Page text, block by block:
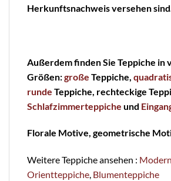
Herkunftsnachweis versehen
Außerdem finden Sie Teppiche in
Größen:große Teppiche,
runde Teppiche, rechteckige
Schlafzimmerteppiche und
Florale Motive, geometrische
Weitere Teppiche ansehen :
Orientteppiche, Blumenteppiche